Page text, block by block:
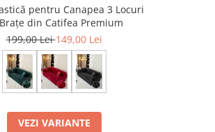
pentru Canapea 3 Locuri
din Catifea Premium
199,00 Lei149,00 Lei
VEZI VARIANTE